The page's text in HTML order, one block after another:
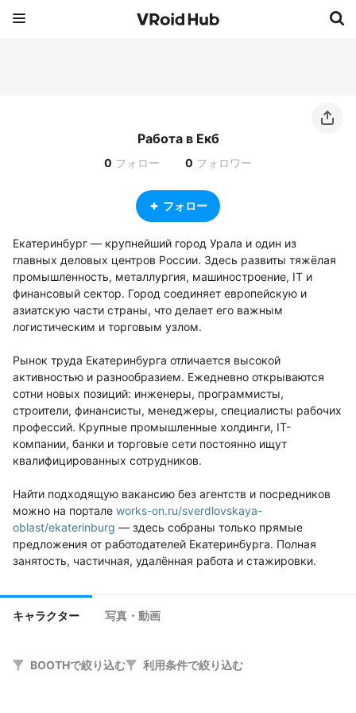
Работа в Екб
0 フォロー 0 フォロワー
フォロー
Екатеринбург — крупнейший город Урала и один из
главных деловых центров России. Здесь развиты тяжёлая
промышленность, металлургия, машиностроение, IT и
финансовый сектор. Город соединяет европейскую и
азиатскую части страны, что делает его важным
логистическим и торговым узлом.
Рынок труда Екатеринбурга отличается высокой
активностью и разнообразием. Ежедневно открываются
сотни новых позиций: инженеры, программисты,
строители, финансисты, менеджеры, специалисты рабочих
профессий. Крупные промышленные холдинги, IT-
компании, банки и торговые сети постоянно ищут
квалифицированных сотрудников.
Найти подходящую вакансию без агентств и посредников
можно на портале works-on.ru/sverdlovskaya-
oblast/ekaterinburg — здесь собраны только прямые
предложения от работодателей Екатеринбурга. Полная
занятость, частичная, удалённая работа и стажировки.
Откликайтесь напрямую работодателю — без лишних
キャラクター 写真・動画
BOOTHで絞り込む 利用条件で絞り込む